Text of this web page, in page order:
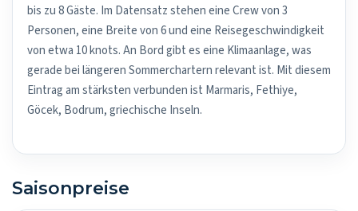
bis zu 8 Gäste. Im Datensatz stehen eine Crew von 3
Personen, eine Breite von 6 und eine Reisegeschwindigkeit
von etwa 10 knots. An Bord gibt es eine Klimaanlage, was
gerade bei längeren Sommerchartern relevant ist. Mit diesem
Eintrag am stärksten verbunden ist Marmaris, Fethiye,
Göcek, Bodrum, griechische Inseln.
Saisonpreise